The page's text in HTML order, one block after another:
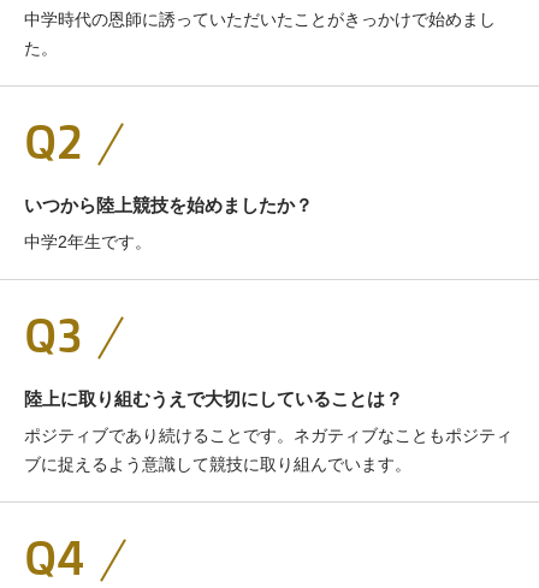
中学時代の恩師に誘っていただいたことがきっかけで始めまし
た。
Q2
いつから陸上競技を始めましたか？
中学2年生です。
Q3
陸上に取り組むうえで大切にしていることは？
ポジティブであり続けることです。ネガティブなこともポジティ
ブに捉えるよう意識して競技に取り組んでいます。
Q4